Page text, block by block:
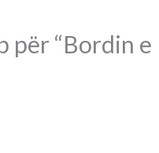
“Bordin e